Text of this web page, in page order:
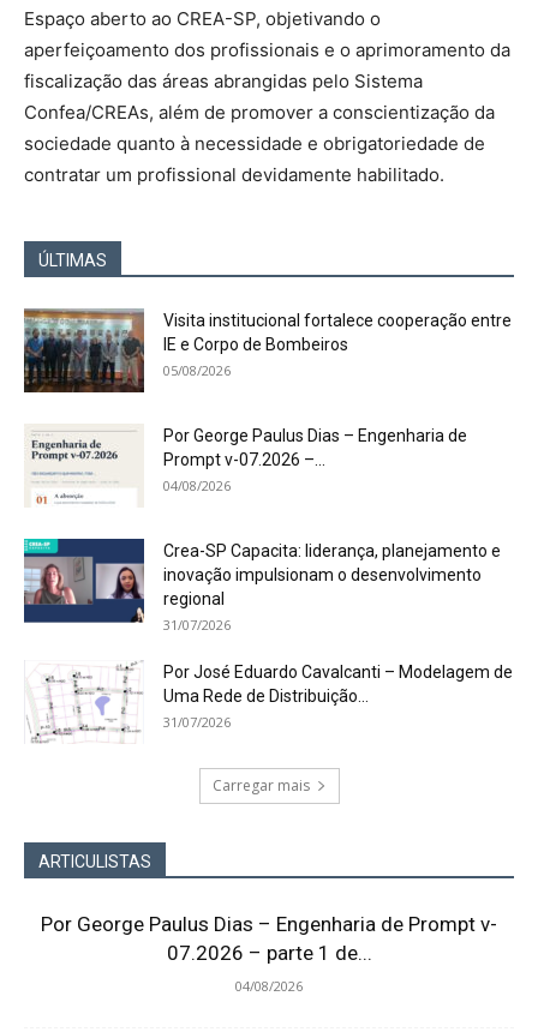
Espaço aberto ao CREA-SP, objetivando o
aperfeiçoamento dos profissionais e o aprimoramento da
fiscalização das áreas abrangidas pelo Sistema
Confea/CREAs, além de promover a conscientização da
sociedade quanto à necessidade e obrigatoriedade de
contratar um profissional devidamente habilitado.
ÚLTIMAS
Visita institucional fortalece cooperação entre
IE e Corpo de Bombeiros
05/08/2026
Por George Paulus Dias – Engenharia de
Prompt v-07.2026 –...
04/08/2026
Crea-SP Capacita: liderança, planejamento e
inovação impulsionam o desenvolvimento
regional
31/07/2026
Por José Eduardo Cavalcanti – Modelagem de
Uma Rede de Distribuição...
31/07/2026
Carregar mais
ARTICULISTAS
Por George Paulus Dias – Engenharia de Prompt v-
07.2026 – parte 1 de...
04/08/2026